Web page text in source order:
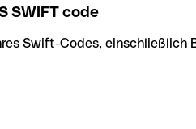
SWIFT code
Swift-Codes, einschließlich